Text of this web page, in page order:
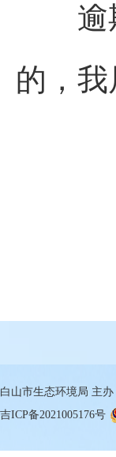
逾期
的，
白山市生态环境局 主
吉ICP备2021005176号